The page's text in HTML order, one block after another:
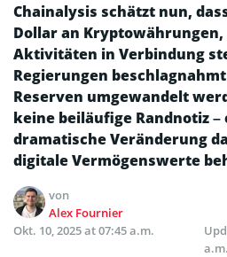
Chainalysis schätzt nun,
Dollar an
Aktivitäten in Verbindung
Regierungen
Reserven umgewandelt
keine beiläufige Randnotiz –
dramatische Veränderung
digitale Vermögenswerte
von
Alex Fournier
Okt. 10, 2025 at 07:45 a.m.
a.m.